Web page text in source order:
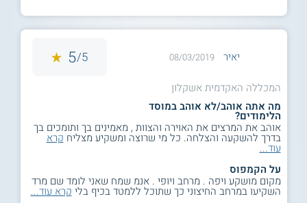
יאיר 08/03/2019
5/
5
המכללה האקדמית אשקלון
מה אתה אוהב/לא אוהב במוסד
הלימודים?
אוהב את המרצים את האוירה והצוות , מאמינים בך ותומכים בך
בדרך להשקעה והצלחה. כל מי שרוצה ומשקיע מצליח קרא
עוד...
על הקמפוס
מקום מושקע ויפה . מרחב ויופי . אנמ שמח שאני לומד שם מרד
השקיעו במרחב החיצוני כך שתוכל ללמטד בכיף בלי קרא עוד...